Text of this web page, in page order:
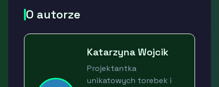
O autorze
Katarzyna Wojcik
Projektantka
unikatowych torebek i